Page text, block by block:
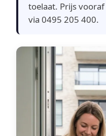
toelaat. Prijs
via 0495 205 400.